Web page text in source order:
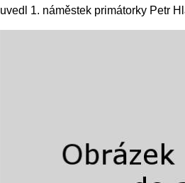
uvedl 1. náměstek primátorky Petr